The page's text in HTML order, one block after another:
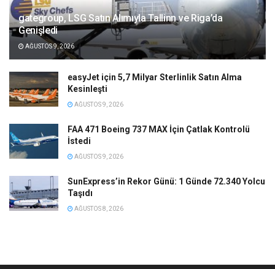
gategroup, LSG Satın Alımıyla Tallinn ve Riga’da
Genişledi
AĞUSTOS 9, 2026
easyJet için 5,7 Milyar Sterlinlik Satın Alma
Kesinleşti
AĞUSTOS 9, 2026
FAA 471 Boeing 737 MAX İçin Çatlak Kontrolü
İstedi
AĞUSTOS 9, 2026
SunExpress’in Rekor Günü: 1 Günde 72.340 Yolcu
Taşıdı
AĞUSTOS 8, 2026